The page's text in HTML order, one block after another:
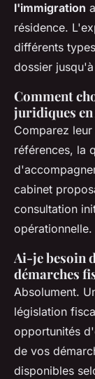
l'immigration
résidence.
différents
dossier
Comment
juridiques
Comparez leur
références, la
cabinet
consultation
opérationnelle.
Ai-je besoin
démarches
Absolument.
législation
opportunités
de vos
disponibles